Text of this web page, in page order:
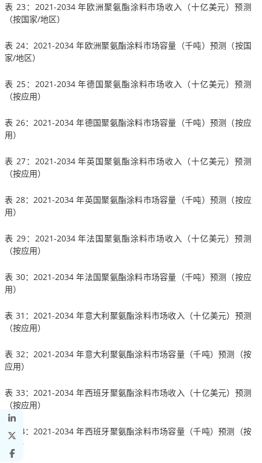
表 23：2021-2034 年欧洲聚氨酯涂料市场收入（十亿美元）预测
（按国家/地区）
表 24：2021-2034 年欧洲聚氨酯涂料市场容量（千吨）预测（按国
家/地区）
表 25：2021-2034 年德国聚氨酯涂料市场收入（十亿美元）预测
（按应用）
表 26：2021-2034 年德国聚氨酯涂料市场容量（千吨）预测（按应
用）
表 27：2021-2034 年英国聚氨酯涂料市场收入（十亿美元）预测
（按应用）
表 28：2021-2034 年英国聚氨酯涂料市场容量（千吨）预测（按应
用）
表 29：2021-2034 年法国聚氨酯涂料市场收入（十亿美元）预测
（按应用）
表 30：2021-2034 年法国聚氨酯涂料市场容量（千吨）预测（按应
用）
表 31：2021-2034 年意大利聚氨酯涂料市场收入（十亿美元）预测
（按应用）
表 32：2021-2034 年意大利聚氨酯涂料市场容量（千吨）预测（按
应用）
表 33：2021-2034 年西班牙聚氨酯涂料市场收入（十亿美元）预测
（按应用）
表 34：2021-2034 年西班牙聚氨酯涂料市场容量（千吨）预测（按
应用）